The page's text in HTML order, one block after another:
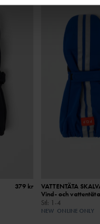
379 kr
VATTENTÄTA
Vind- och
Stl: 1-4
NEW ONLINE ONLY